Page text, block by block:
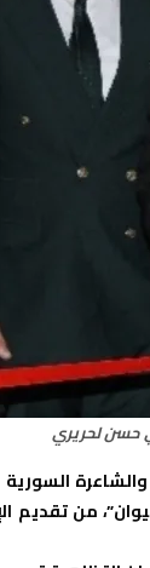
حسن لحريري
من تقديم